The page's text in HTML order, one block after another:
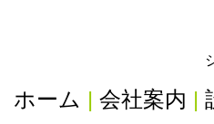
ホーム | 会社案内 |